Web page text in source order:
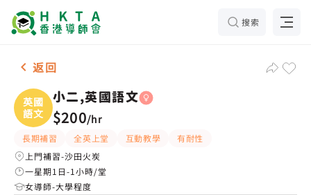
搜索
女-1名 小二,英國語文，沙田火炭 補習推介
返回
英國
語文
小二,英國語文
$200/hr
長期補習 全英上堂 互動教學
有耐性
上門補習-沙田火炭
一星期1日-1小時/堂
女導師-大學程度